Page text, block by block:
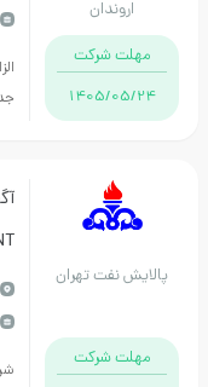
مهلت شرکت
1405/05/24
مطابق
الزاما
جداگانه...
نفت تهران
مهلت شرکت
نفت
شرکت